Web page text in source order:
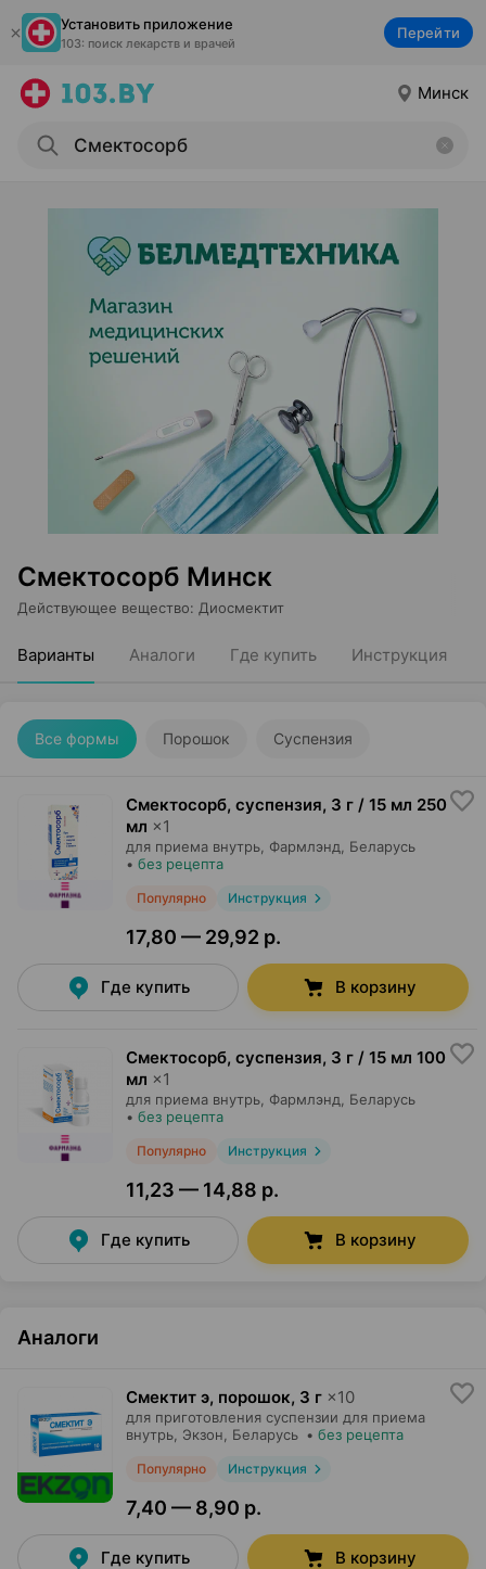
Установить приложение
103: поиск лекарств и врачей
Перейти
Минск
Смектосорб Минск
Действующее вещество: Диосмектит
Варианты Аналоги Где купить Инструкция
Все формы Порошок Суспензия
Смектосорб, суспензия, 3 г / 15 мл 250
мл ×1
для приема внутрь, Фармлэнд , Беларусь
• без рецепта
Популярно Инструкция
17,80 — 29,92 р.
Где купить В корзину
Смектосорб, суспензия, 3 г / 15 мл 100
мл ×1
для приема внутрь, Фармлэнд , Беларусь
• без рецепта
Популярно Инструкция
11,23 — 14,88 р.
Где купить В корзину
Аналоги
Смектит э, порошок, 3 г ×10
для приготовления суспензии для приема
внутрь, Экзон , Беларусь • без рецепта
Популярно Инструкция
7,40 — 8,90 р.
Где купить В корзину